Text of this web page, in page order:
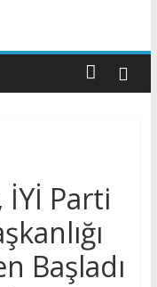
Parti
Başladı